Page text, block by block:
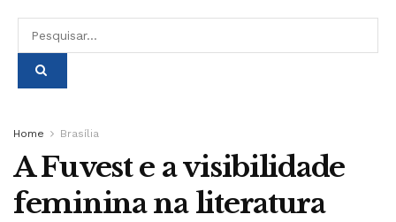
Home Brasília
A Fuvest e a visibilidade
feminina na literatura